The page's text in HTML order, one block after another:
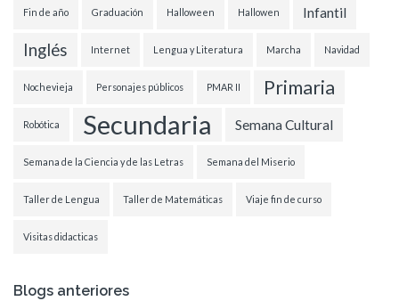
Fin de año Graduación Halloween Hallowen Infantil
Inglés Internet Lengua y Literatura Marcha Navidad
Nochevieja Personajes públicos PMAR II Primaria
Robótica Secundaria Semana Cultural
Semana de la Ciencia y de las Letras Semana del Miserio
Taller de Lengua Taller de Matemáticas Viaje fin de curso
Visitas didacticas
Blogs anteriores